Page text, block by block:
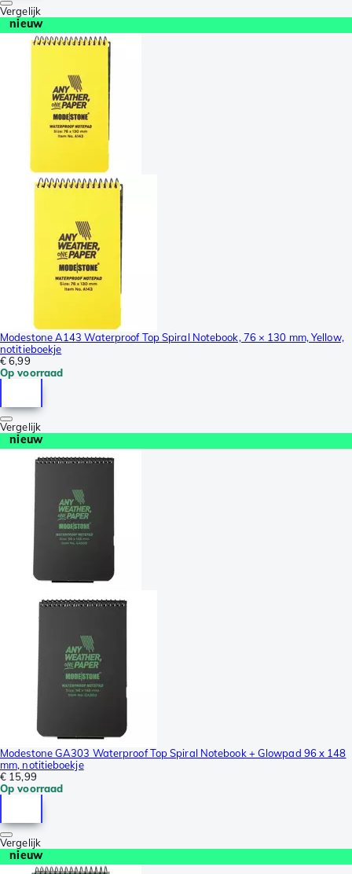
Vergelijk
nieuw
Modestone A143 Waterproof Top Spiral Notebook, 76 × 130 mm, Yellow,
notitieboekje
€ 6,99
Op voorraad
Vergelijk
nieuw
Modestone GA303 Waterproof Top Spiral Notebook + Glowpad 96 x 148
mm, notitieboekje
€ 15,99
Op voorraad
Vergelijk
nieuw